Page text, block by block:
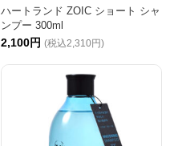
ハートランド ZOIC ショート シャ
ンプー 300ml
2,100円 (税込2,310円)